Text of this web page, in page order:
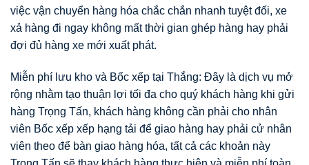
việc vận chuyển hàng hóa chắc chắn nhanh tuyệt đối, xe
xả hàng đi ngay không mất thời gian ghép hàng hay phải
đợi đủ hàng xe mới xuất phát.
Miễn phí lưu kho và Bốc xếp tại Thắng: Đây là dịch vụ mở
rộng nhằm tạo thuận lợi tối đa cho quý khách hàng khi gửi
hàng Trọng Tấn, khách hàng không cần phải cho nhân
viên Bốc xếp xếp hạng tải để giao hàng hay phải cử nhân
viên theo để bàn giao hàng hóa, tất cả các khoản này